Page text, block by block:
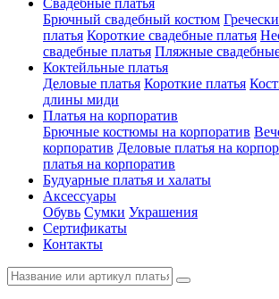
Свадебные платья
Брючный свадебный костюм
платья Короткие свадебные платья
свадебные платья Пляжные
Коктейльные платья
Деловые платья Короткие платья
длины миди
Платья на корпоратив
Брючные костюмы на корпоратив
корпоратив Деловые платья на
платья на корпоратив
Будуарные платья и халаты
Аксессуары
Обувь Сумки Украшения
Сертификаты
Контакты